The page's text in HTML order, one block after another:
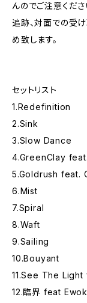
んのでご注意くださ
追跡、対面での受
め致します。
セットリスト
1.Redefinition
2.Sink
3.Slow Dance
4.GreenClay
5.Goldrush feat.
6.Mist
7.Spiral
8.Waft
9.Sailing
10.Bouyant
11.See The
12.臨界 feat Ewok